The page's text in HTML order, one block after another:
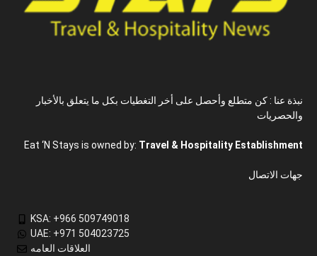
نبذة عنا : كن متطلع وأحصل على أخر التغطيات بكل ما يتعلق بالأخبار
والحصريات
Eat ‘N Stays is owned by: Travel & Hospitality Establishment
جهات الاتصال
KSA: +966 509749018
UAE: +971 504023725
العلاقات العامه